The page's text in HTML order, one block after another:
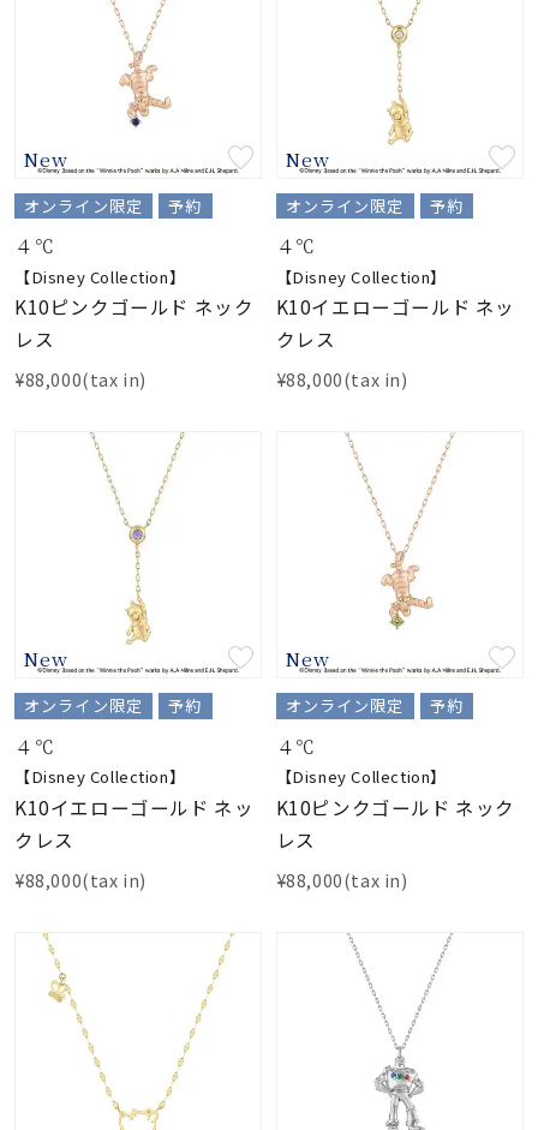
New
オンライン限定 予約
４℃
【Disney Collection】
K10ピンクゴールド ネック
レス
¥88,000(tax in)
New
オンライン限定 予約
４℃
【Disney Collection】
K10イエローゴールド ネッ
クレス
¥88,000(tax in)
New
オンライン限定 予約
４℃
【Disney Collection】
K10イエローゴールド ネッ
クレス
¥88,000(tax in)
New
オンライン限定 予約
４℃
【Disney Collection】
K10ピンクゴールド ネック
レス
¥88,000(tax in)